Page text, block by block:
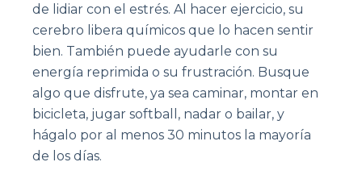
de lidiar con el estrés. Al hacer ejercicio, su
cerebro libera químicos que lo hacen sentir
bien. También puede ayudarle con su
energía reprimida o su frustración. Busque
algo que disfrute, ya sea caminar, montar en
bicicleta, jugar softball, nadar o bailar, y
hágalo por al menos 30 minutos la mayoría
de los días.